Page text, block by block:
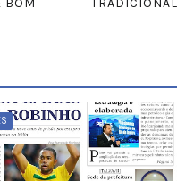
BOM